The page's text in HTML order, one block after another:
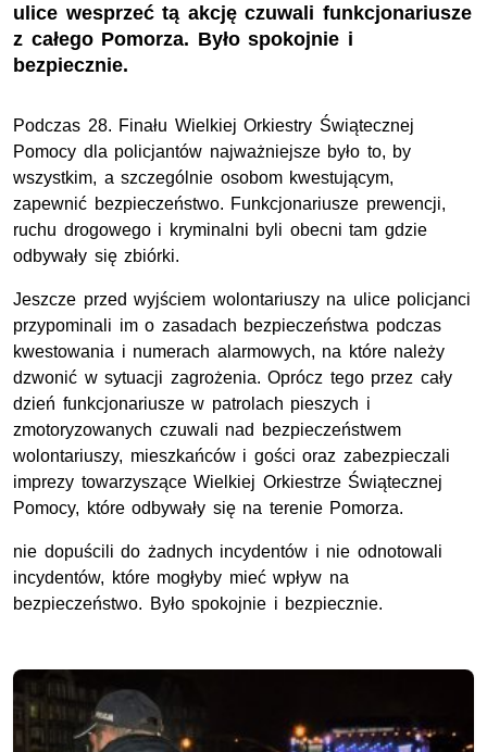
ulice wesprzeć tą akcję czuwali funkcjonariusze
z całego Pomorza. Było spokojnie i
bezpiecznie.
Podczas 28. Finału Wielkiej Orkiestry Świątecznej
Pomocy dla policjantów najważniejsze było to, by
wszystkim, a szczególnie osobom kwestującym,
zapewnić bezpieczeństwo. Funkcjonariusze prewencji,
ruchu drogowego i kryminalni byli obecni tam gdzie
odbywały się zbiórki.
Jeszcze przed wyjściem wolontariuszy na ulice policjanci
przypominali im o zasadach bezpieczeństwa podczas
kwestowania i numerach alarmowych, na które należy
dzwonić w sytuacji zagrożenia. Oprócz tego przez cały
dzień funkcjonariusze w patrolach pieszych i
zmotoryzowanych czuwali nad bezpieczeństwem
wolontariuszy, mieszkańców i gości oraz zabezpieczali
imprezy towarzyszące Wielkiej Orkiestrze Świątecznej
Pomocy, które odbywały się na terenie Pomorza.
nie dopuścili do żadnych incydentów i nie odnotowali
incydentów, które mogłyby mieć wpływ na
bezpieczeństwo. Było spokojnie i bezpiecznie.